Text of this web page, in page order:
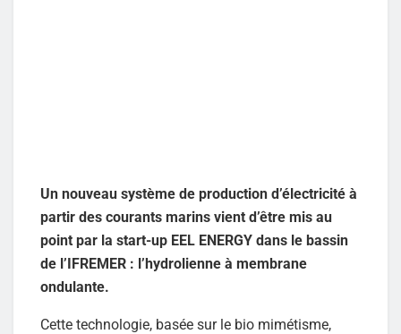
Un nouveau système de production d’électricité à
partir des courants marins vient d’être mis au
point par la start-up EEL ENERGY dans le bassin
de l’IFREMER : l’hydrolienne à membrane
ondulante.
Cette technologie, basée sur le bio mimétisme,